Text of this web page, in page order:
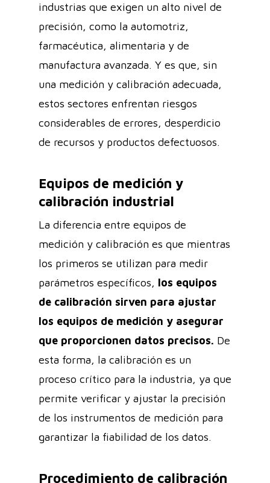
industrias que exigen un alto nivel de
precisión, como la automotriz,
farmacéutica, alimentaria y de
manufactura avanzada. Y es que, sin
una medición y calibración adecuada,
estos sectores enfrentan riesgos
considerables de errores, desperdicio
de recursos y productos defectuosos.
Equipos de medición y
calibración industrial
La diferencia entre equipos de
medición y calibración es que mientras
los primeros se utilizan para medir
parámetros específicos, los equipos
de calibración sirven para ajustar
los equipos de medición y asegurar
que proporcionen datos precisos. De
esta forma, la calibración es un
proceso crítico para la industria, ya que
permite verificar y ajustar la precisión
de los instrumentos de medición para
garantizar la fiabilidad de los datos.
Procedimiento de calibración